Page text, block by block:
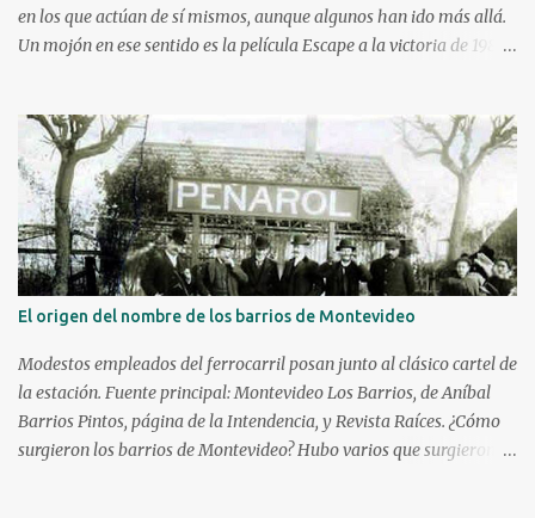
en los que actúan de sí mismos, aunque algunos han ido más allá.
Un mojón en ese sentido es la película Escape a la victoria de 1982
una recreación muy libre del llamado partido de la muerte jugado
en Kiev, Ucrania, el 9 de agosto de 1942, bajo la ocupación nazi.
Stallone atajando un penal sobre la hora. Hoy nos enfocaremos en
tres historias de deportistas que fueron más allá, incluso alguno
llegando a construir una carrera como actor y obteniendo elogios
de la crítica. Kareem Abdul-Jabbar Uno d e los máximos
anotadores de la historia de la NBA con 38387 puntos, debutó en el
cine a las patadas en 1972 con Bruce Lee. Kareem ya era una figura
conocida, venía de ganar su primer anillo en la NBA con los
Milwaukee Bucks. Debutó a l...
El origen del nombre de los barrios de Montevideo
Modestos empleados del ferrocarril posan junto al clásico cartel de
la estación. Fuente principal: Montevideo Los Barrios, de Aníbal
Barrios Pintos, página de la Intendencia, y Revista Raíces. ¿Cómo
surgieron los barrios de Montevideo? Hubo varios que surgieron de